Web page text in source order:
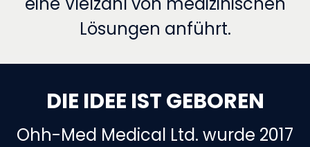
Lösungen anführt.
DIE IDEE IST GEBOREN
Ohh-Med Medical Ltd. wurde 2017